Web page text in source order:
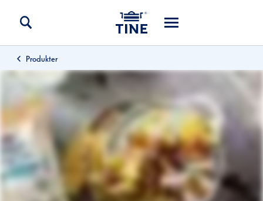
Produkter